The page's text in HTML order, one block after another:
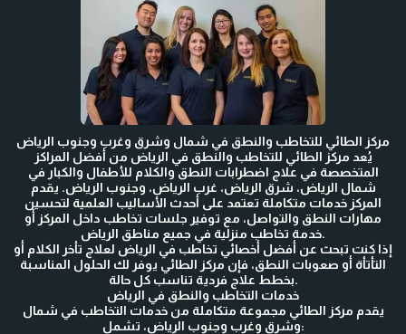
مركز الطائي للتخاطب والنطق في شمال وشرق وغرب وجنوب الرياض
يُعد مركز الطائي للتخاطب والنطق في الرياض من أفضل المراكز
المتخصصة في علاج اضطرابات النطق والكلام للأطفال والكبار في
شمال الرياض، شرق الرياض، غرب الرياض، وجنوب الرياض. يقدم
المركز خدمات متكاملة تعتمد على أحدث الأساليب العلمية لتحسين
مهارات النطق والتواصل، مع توفير جلسات تخاطب داخل المركز أو
خدمة تخاطب منزلية في جميع مناطق الرياض.
إذا كنت تبحث عن أفضل أخصائي تخاطب في الرياض لعلاج تأخر الكلام أو
التأتأة أو صعوبات النطق، فإن مركز الطائي يوفر لك الحلول المناسبة
بخطط علاج فردية تناسب كل حالة.
خدمات التخاطب والنطق في الرياض
يقدم مركز الطائي مجموعة متكاملة من خدمات التخاطب في شمال
وشرق وغرب وجنوب الرياض، تشمل: